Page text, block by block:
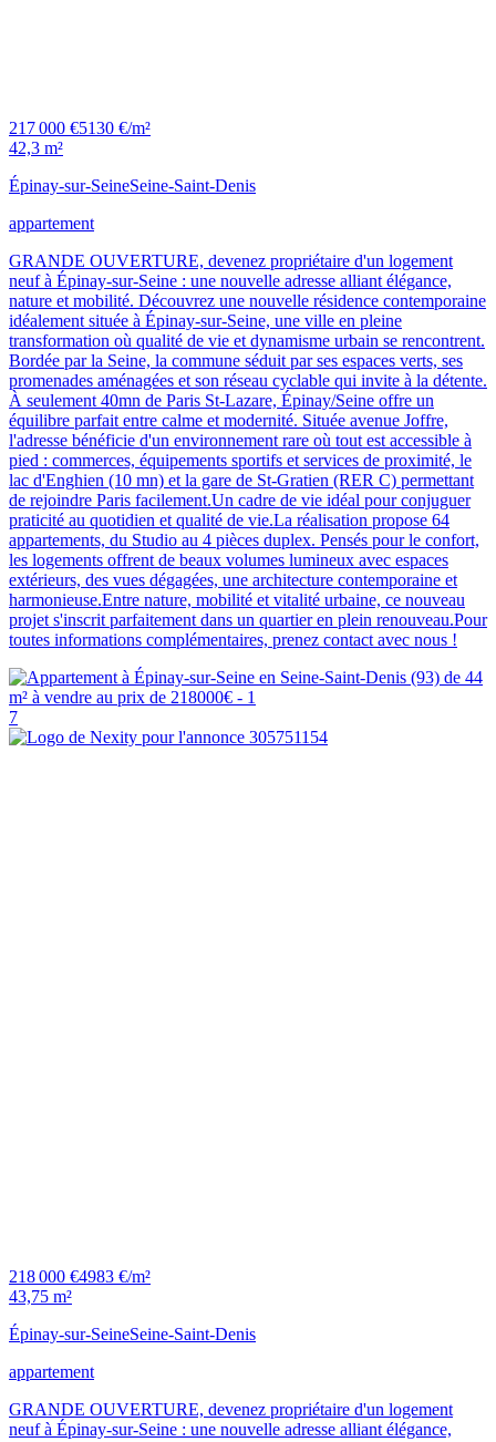
217 000 €5130 €/m²
42,3 m²
Épinay-sur-SeineSeine-Saint-Denis
appartement
GRANDE OUVERTURE, devenez propriétaire d'un logement
neuf à Épinay-sur-Seine : une nouvelle adresse alliant élégance,
nature et mobilité. Découvrez une nouvelle résidence contemporaine
idéalement située à Épinay-sur-Seine, une ville en pleine
transformation où qualité de vie et dynamisme urbain se rencontrent.
Bordée par la Seine, la commune séduit par ses espaces verts, ses
promenades aménagées et son réseau cyclable qui invite à la détente.
À seulement 40mn de Paris St-Lazare, Épinay/Seine offre un
équilibre parfait entre calme et modernité. Située avenue Joffre,
l'adresse bénéficie d'un environnement rare où tout est accessible à
pied : commerces, équipements sportifs et services de proximité, le
lac d'Enghien (10 mn) et la gare de St-Gratien (RER C) permettant
de rejoindre Paris facilement.Un cadre de vie idéal pour conjuguer
praticité au quotidien et qualité de vie.La réalisation propose 64
appartements, du Studio au 4 pièces duplex. Pensés pour le confort,
les logements offrent de beaux volumes lumineux avec espaces
extérieurs, des vues dégagées, une architecture contemporaine et
harmonieuse.Entre nature, mobilité et vitalité urbaine, ce nouveau
projet s'inscrit parfaitement dans un quartier en plein renouveau.Pour
toutes informations complémentaires, prenez contact avec nous !
7
218 000 €4983 €/m²
43,75 m²
Épinay-sur-SeineSeine-Saint-Denis
appartement
GRANDE OUVERTURE, devenez propriétaire d'un logement
neuf à Épinay-sur-Seine : une nouvelle adresse alliant élégance,